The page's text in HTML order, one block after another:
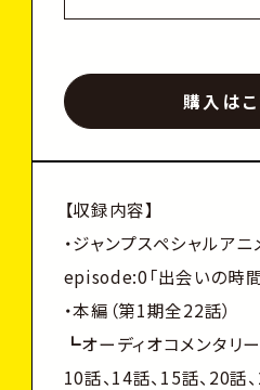
購入は
【収録内容】
・ジャンプスペシャルア
episode:0「出会いの時間
・本編（第1期全22話）
┗オーディオコメンタリー
10話、14話、15話、20話、